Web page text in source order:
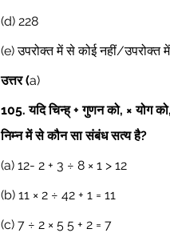
(d) 228
(e) उपरोक्त में से कोई नहीं/
उत्तर (a)
105. यदि चिन्ह् + गुणन को, × योग
निम्न में से कौन सा संबंध सत्य है?
(a) 12- 2 + 3 ÷ 8 × 1 > 12
(b) 11 × 2 ÷ 42 + 1 = 11
(c) 7 ÷ 2 × 5 5 + 2 = 7